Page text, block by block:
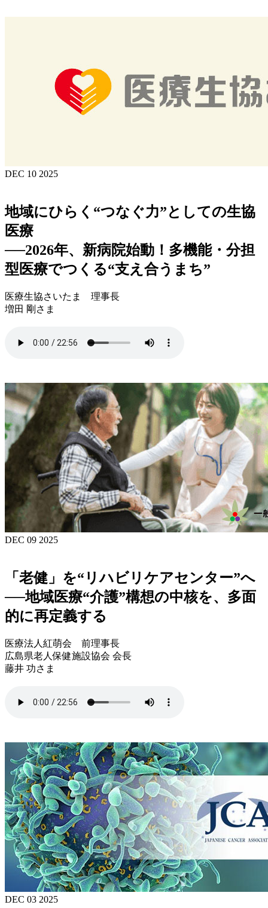
DEC 10 2025
地域にひらく“つなぐ力”としての生協
医療
──2026年、新病院始動！多機能・分担
型医療でつくる“支え合うまち”
医療生協さいたま 理事長
増田 剛さま
DEC 09 2025
「老健」を“リハビリケアセンター”へ
──地域医療“介護”構想の中核を、多面
的に再定義する
医療法人紅萌会 前理事長
広島県老人保健施設協会 会長
藤井 功さま
DEC 03 2025